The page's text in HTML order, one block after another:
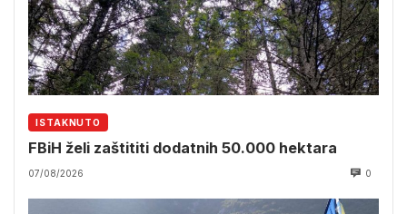
ISTAKNUTO
FBiH želi zaštititi dodatnih 50.000 hektara
07/08/2026 0